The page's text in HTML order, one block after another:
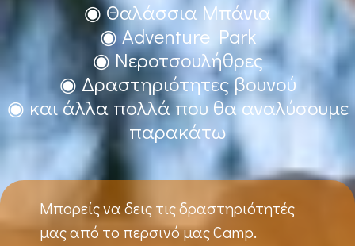
◉ Θαλάσσια Μπάνια
◉ Adventure Park
◉ Νεροτσουλήθρες
◉ Δραστηριότητες βουνού
◉ και άλλα πολλά που θα αναλύσουμε
παρακάτω
Μπορείς να δεις τις δραστηριότητές
μας από το περσινό μας Camp.